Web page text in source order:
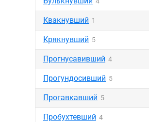
Квакнувший 1
Крякнувший 5
Прогнусавивший 4
Прогундосивший 5
Прогавкавший 5
Пробухтевший 4